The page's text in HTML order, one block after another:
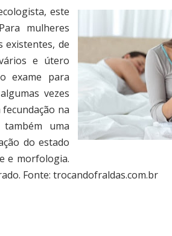
este
mulheres
existentes, de
e útero
exame para
vezes
na
uma
do estado
e morfologia.
Fonte: trocandofraldas.com.br